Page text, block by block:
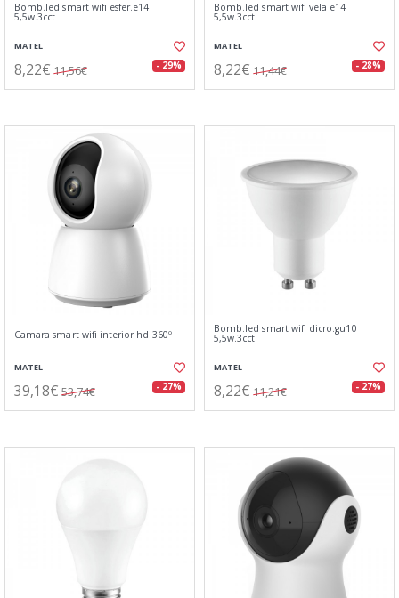
Bomb.led smart wifi esfer.e14
5,5w.3cct
MATEL
8,22€ 11,56€ - 29%
Bomb.led smart wifi vela e14
5,5w.3cct
MATEL
8,22€ 11,44€ - 28%
Camara smart wifi interior hd 360º
MATEL
39,18€ 53,74€ - 27%
Bomb.led smart wifi dicro.gu10
5,5w.3cct
MATEL
8,22€ 11,21€ - 27%